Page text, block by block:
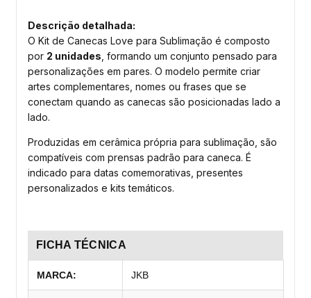
Descrição detalhada:
O Kit de Canecas Love para Sublimação é composto
por 2 unidades , formando um conjunto pensado para
personalizações em pares. O modelo permite criar
artes complementares, nomes ou frases que se
conectam quando as canecas são posicionadas lado a
lado.
Produzidas em cerâmica própria para sublimação, são
compatíveis com prensas padrão para caneca. É
indicado para datas comemorativas, presentes
personalizados e kits temáticos.
FICHA TÉCNICA
MARCA: JKB